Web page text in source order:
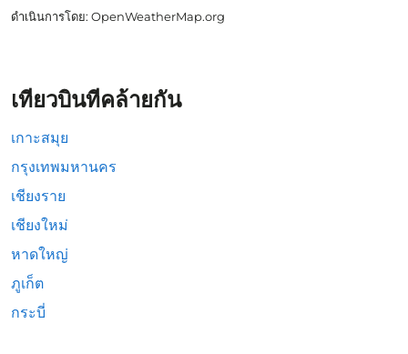
ดำเนินการโดย: OpenWeatherMap.org
เที่ยวบินที่คล้ายกัน
เกาะสมุย
กรุงเทพมหานคร
เชียงราย
เชียงใหม่
หาดใหญ่
ภูเก็ต
กระบี่